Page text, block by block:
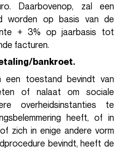
Daarbovenop, zal een
worden op basis van de
+ 3% op jaarbasis tot
facturen.
bankroet.
een toestand bevindt van
of nalaat om sociale
overheidsinstanties te
heeft, of in
zich in enige andere vorm
bevindt, heeft de